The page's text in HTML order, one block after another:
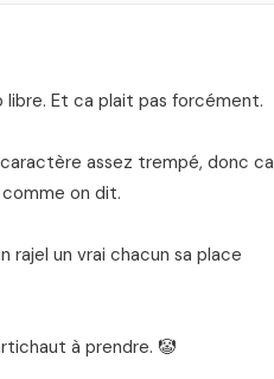
Et ca plait pas forcément.
assez trempé, donc ca
on dit.
rajel un vrai chacun sa place
à prendre. 🤡